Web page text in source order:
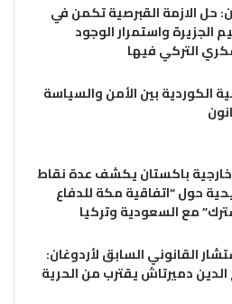
حل الازمة القبرصية تكمن في
الجزيرة واستمرار الوجود
التركي فيها
الكوردية بين الأمن والسياسة
خارجية باكستان يكشف عدة نقاط
حول “اتفاقية مكة للدفاع
مع السعودية وتركيا
القانوني السابق لأردوغان:
الدين دميرتاش يقترب من الحرية